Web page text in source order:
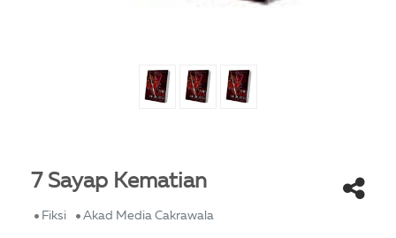
7 Sayap Kematian
Fiksi Akad Media Cakrawala